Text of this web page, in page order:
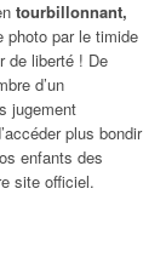
tourbillonnant,
photo par le timide
de liberté ! De
d’un
jugement
plus bondir
enfants des
site officiel.